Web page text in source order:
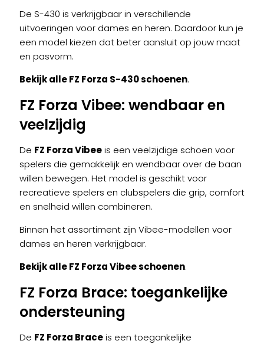
De S-430 is verkrijgbaar in verschillende
uitvoeringen voor dames en heren. Daardoor kun je
een model kiezen dat beter aansluit op jouw maat
en pasvorm.
Bekijk alle FZ Forza S-430 schoenen.
FZ Forza Vibee: wendbaar en
veelzijdig
De FZ Forza Vibeeis een veelzijdige schoen voor
spelers die gemakkelijk en wendbaar over de baan
willen bewegen. Het model is geschikt voor
recreatieve spelers en clubspelers die grip, comfort
en snelheid willen combineren.
Binnen het assortiment zijn Vibee-modellen voor
dames en heren verkrijgbaar.
Bekijk alle FZ Forza Vibee schoenen.
FZ Forza Brace: toegankelijke
ondersteuning
De FZ Forza Braceis een toegankelijke